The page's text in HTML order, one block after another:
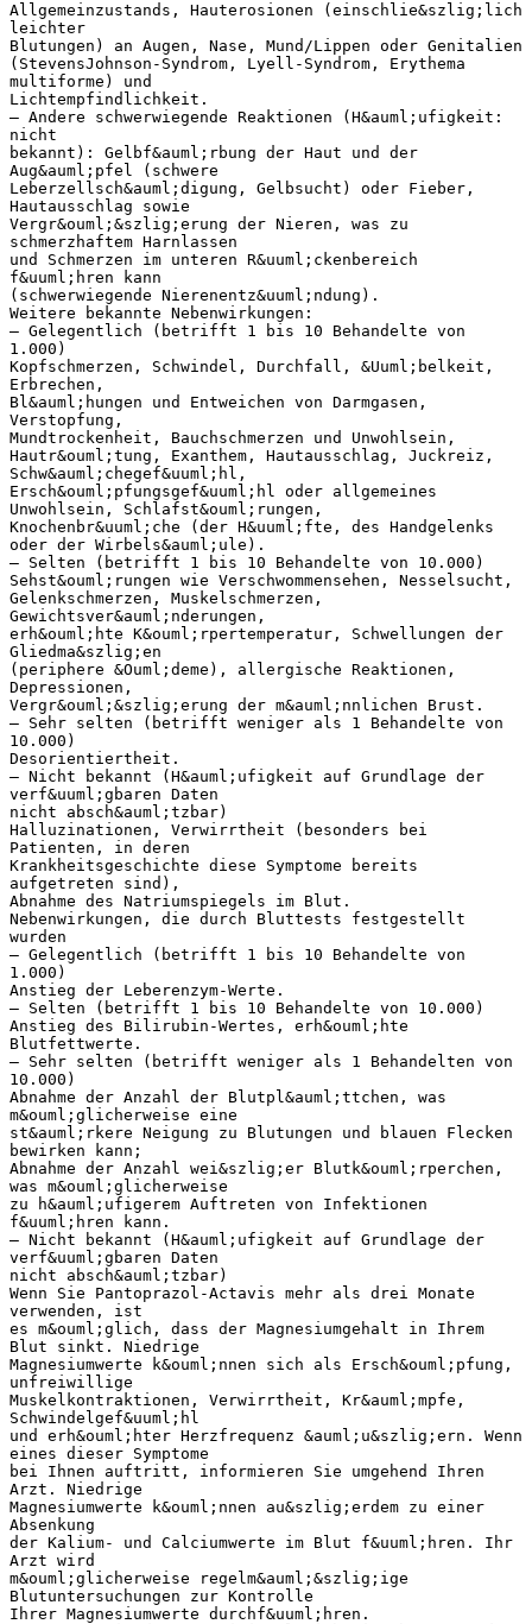
Allgemeinzustands, Hauterosionen (einschlie&szlig;lich
leichter
Blutungen) an Augen, Nase, Mund/Lippen oder Genitalien
(StevensJohnson-Syndrom, Lyell-Syndrom, Erythema
multiforme) und
Lichtempfindlichkeit.
– Andere schwerwiegende Reaktionen (H&auml;ufigkeit:
nicht
bekannt): Gelbf&auml;rbung der Haut und der
Aug&auml;pfel (schwere
Leberzellsch&auml;digung, Gelbsucht) oder Fieber,
Hautausschlag sowie
Vergr&ouml;&szlig;erung der Nieren, was zu
schmerzhaftem Harnlassen
und Schmerzen im unteren R&uuml;ckenbereich
f&uuml;hren kann
(schwerwiegende Nierenentz&uuml;ndung).
Weitere bekannte Nebenwirkungen:
– Gelegentlich (betrifft 1 bis 10 Behandelte von
1.000)
Kopfschmerzen, Schwindel, Durchfall, &Uuml;belkeit,
Erbrechen,
Bl&auml;hungen und Entweichen von Darmgasen,
Verstopfung,
Mundtrockenheit, Bauchschmerzen und Unwohlsein,
Hautr&ouml;tung, Exanthem, Hautausschlag, Juckreiz,
Schw&auml;chegef&uuml;hl,
Ersch&ouml;pfungsgef&uuml;hl oder allgemeines
Unwohlsein, Schlafst&ouml;rungen,
Knochenbr&uuml;che (der H&uuml;fte, des Handgelenks
oder der Wirbels&auml;ule).
– Selten (betrifft 1 bis 10 Behandelte von 10.000)
Sehst&ouml;rungen wie Verschwommensehen, Nesselsucht,
Gelenkschmerzen, Muskelschmerzen,
Gewichtsver&auml;nderungen,
erh&ouml;hte K&ouml;rpertemperatur, Schwellungen der
Gliedma&szlig;en
(periphere &Ouml;deme), allergische Reaktionen,
Depressionen,
Vergr&ouml;&szlig;erung der m&auml;nnlichen Brust.
– Sehr selten (betrifft weniger als 1 Behandelte von
10.000)
Desorientiertheit.
– Nicht bekannt (H&auml;ufigkeit auf Grundlage der
verf&uuml;gbaren Daten
nicht absch&auml;tzbar)
Halluzinationen, Verwirrtheit (besonders bei
Patienten, in deren
Krankheitsgeschichte diese Symptome bereits
aufgetreten sind),
Abnahme des Natriumspiegels im Blut.
Nebenwirkungen, die durch Bluttests festgestellt
wurden
– Gelegentlich (betrifft 1 bis 10 Behandelte von
1.000)
Anstieg der Leberenzym-Werte.
– Selten (betrifft 1 bis 10 Behandelte von 10.000)
Anstieg des Bilirubin-Wertes, erh&ouml;hte
Blutfettwerte.
– Sehr selten (betrifft weniger als 1 Behandelten von
10.000)
Abnahme der Anzahl der Blutpl&auml;ttchen, was
m&ouml;glicherweise eine
st&auml;rkere Neigung zu Blutungen und blauen Flecken
bewirken kann;
Abnahme der Anzahl wei&szlig;er Blutk&ouml;rperchen,
was m&ouml;glicherweise
zu h&auml;ufigerem Auftreten von Infektionen
f&uuml;hren kann.
– Nicht bekannt (H&auml;ufigkeit auf Grundlage der
verf&uuml;gbaren Daten
nicht absch&auml;tzbar)
Wenn Sie Pantoprazol-Actavis mehr als drei Monate
verwenden, ist
es m&ouml;glich, dass der Magnesiumgehalt in Ihrem
Blut sinkt. Niedrige
Magnesiumwerte k&ouml;nnen sich als Ersch&ouml;pfung,
unfreiwillige
Muskelkontraktionen, Verwirrtheit, Kr&auml;mpfe,
Schwindelgef&uuml;hl
und erh&ouml;hter Herzfrequenz &auml;u&szlig;ern. Wenn
eines dieser Symptome
bei Ihnen auftritt, informieren Sie umgehend Ihren
Arzt. Niedrige
Magnesiumwerte k&ouml;nnen au&szlig;erdem zu einer
Absenkung
der Kalium- und Calciumwerte im Blut f&uuml;hren. Ihr
Arzt wird
m&ouml;glicherweise regelm&auml;&szlig;ige
Blutuntersuchungen zur Kontrolle
Ihrer Magnesiumwerte durchf&uuml;hren.